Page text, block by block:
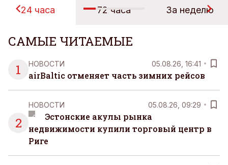
24 часа 72 часа За неделю
САМЫЕ ЧИТАЕМЫЕ
1
НОВОСТИ 05.08.26, 16:41
airBaltic отменяет часть зимних рейсов
2
НОВОСТИ 05.08.26, 09:29
Эстонские акулы рынка
недвижимости купили торговый центр в
Риге